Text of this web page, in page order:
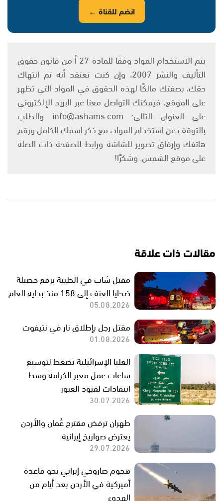
انضم للقناة ←
يتم الاستخدام المواد وفقًا للمادة 27 أ من قانون حقوق
التأليف والنشر 2007، وإن كنت تعتقد أنه تم انتهاك
حقك، بصفتك مالكًا لهذه الحقوق في المواد التي تظهر
على الموقع، فيمكنك التواصل معنا عبر البريد الإلكتروني
على العنوان التالي: info@ashams.com والطلب
بالتوقف عن استخدام المواد، مع ذكر اسمك الكامل ورقم
هاتفك وإرفاق تصوير للشاشة ورابط للصفحة ذات الصلة
على موقع الشمس. وشكرًا!
مقالات ذات علاقة
مقتل شاب في الطيبة يرفع حصيلة
ضحايا العنف إلى 158 منذ بداية العام
05.08.2026
مقتل رجل بإطلاق نار في نتيفوت
01.08.2026
العليا الإسرائيلية تضغط لتوسيع
ساعات عمل معبر الكرامة وسط
انتقادات لقيود العبور
30.07.2026
طهران ترفض مقترح عُمان والأردن
يعترض صواريخ إيرانية
29.07.2026
هجوم صاروخي إيراني نحو قاعدة
أميركية في الأردن بعد أيام من
الهدوء